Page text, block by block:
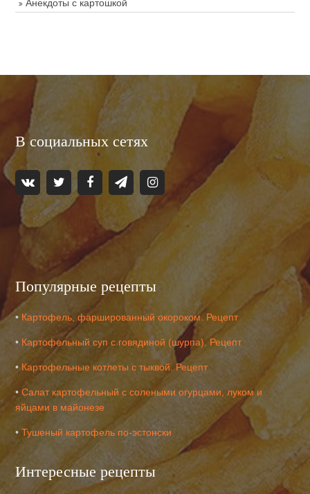
Анекдоты с картошкой
В социальных сетях
Популярные рецепты
• Картофель, фаршированный окороком. Рецепт
• Картофельный суп с говядиной (шурпа). Рецепт
• Картофельные котлеты с тыквой. Рецепт
•Салат картофельный с солеными огурцами, луком и
яйцами в майонезе
•Тушеный картофель по-эстонски
Интересные рецепты